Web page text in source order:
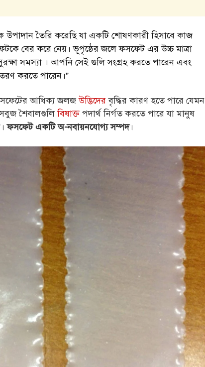
উপাদান তৈরি করেছি যা একটি শোষণকারী হিসাবে কাজ
বের করে নেয়। ভূপৃষ্ঠের জলে ফসফেট এর উচ্চ মাত্রা
সমস্যা । আপনি সেই গুলি সংগ্রহ করতে পারেন এবং
করতে পারেন।”
আধিক্য জলজউদ্ভিদেরবৃদ্ধির কারণ হতে পারে যেমন
শৈবালগুলিবিষাক্ত পদার্থ নির্গত করতে পারে যা মানুষ
ফসফেট একটি অ-নবায়নযোগ্য সম্পদ।